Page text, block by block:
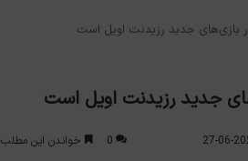
بازی‌های جدید رزیدنت اویل است
جدید رزیدنت اویل است
0 خواندن این مطلب 1 دقیقه زمان میبرد